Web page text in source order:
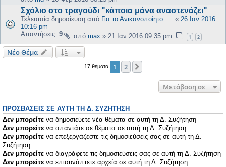
Σχόλιο στο τραγούδι "κάποια μάνα αναστενάζει"
Τελευταία δημοσίευση από Για το Ανικανοποίητο..... « 26 Ιαν 2016
10:16 pm
Απαντήσεις: 9 από max » 21 Ιαν 2016 09:35 pm 1 2
Νέο Θέμα
17 θέματα 1 2
Μετάβαση σε
ΠΡΟΣΒΆΣΕΙΣ ΣΕ ΑΥΤΉ ΤΗ Δ. ΣΥΖΉΤΗΣΗ
Δεν μπορείτε να δημοσιεύετε νέα θέματα σε αυτή τη Δ. Συζήτηση
Δεν μπορείτε να απαντάτε σε θέματα σε αυτή τη Δ. Συζήτηση
Δεν μπορείτε να επεξεργάζεστε τις δημοσιεύσεις σας σε αυτή τη Δ.
Συζήτηση
Δεν μπορείτε να διαγράφετε τις δημοσιεύσεις σας σε αυτή τη Δ. Συζήτηση
Δεν μπορείτε να επισυνάπτετε αρχεία σε αυτή τη Δ. Συζήτηση